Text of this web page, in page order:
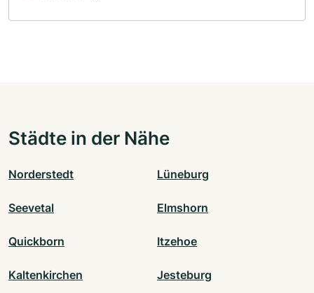
Städte in der Nähe
Norderstedt Lüneburg
Seevetal Elmshorn
Quickborn Itzehoe
Kaltenkirchen Jesteburg